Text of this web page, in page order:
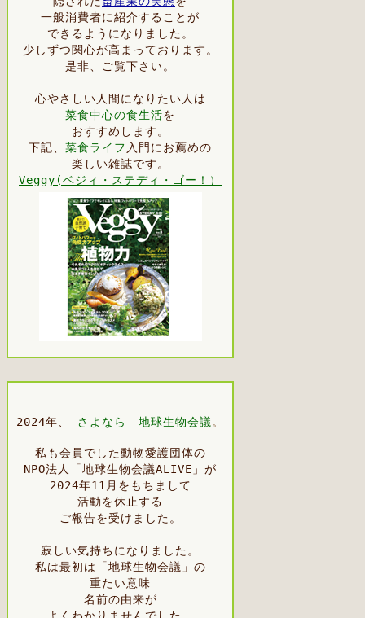
一般消費者に紹介することが
できるようになりました。
少しずつ関心が高まっております。
是非、ご覧下さい。
心やさしい人間になりたい人は
菜食中心の食生活を
おすすめします。
下記、 菜食ライフ 入門にお薦めの
楽しい雑誌です。
Veggy(ベジィ・ステディ・ゴー！）
2024年、 さよなら 地球生物会議 。
私も会員でした動物愛護団体の
NPO法人「地球生物会議ALIVE」が
2024年11月をもちまして
活動を休止する
ご報告を受けました。
寂しい気持ちになりました。
私は最初は「地球生物会議」の
重たい意味
名前の由来が